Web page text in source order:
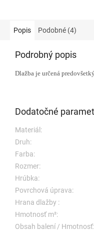
Popis Podobné (4)
Podrobný popis
Dlažba je určená
Dodatočné
Materiál:
Druh:
Farba:
Rozmer:
Hrúbka:
Povrchová úprava:
Hrana dlažby :
Hmotnosť m²:
Obsah balení / Hmotnosť: